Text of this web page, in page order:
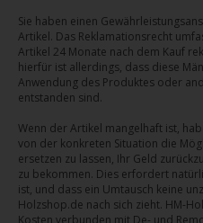
Sie haben einen
Artikel. Das Reklamationsrecht
Artikel 24 Monate nach dem Kauf
hierfür ist allerdings, dass diese
Anwendung des Produktes oder
entstanden sind.
Wenn der Artikel mangelhaft ist,
von der konkreten Situation die
ersetzen zu lassen, Ihr Geld
zu bekommen. Dies erfordert
ist, und dass ein Umtausch keine
Holzshop.de nach sich zieht. HM-